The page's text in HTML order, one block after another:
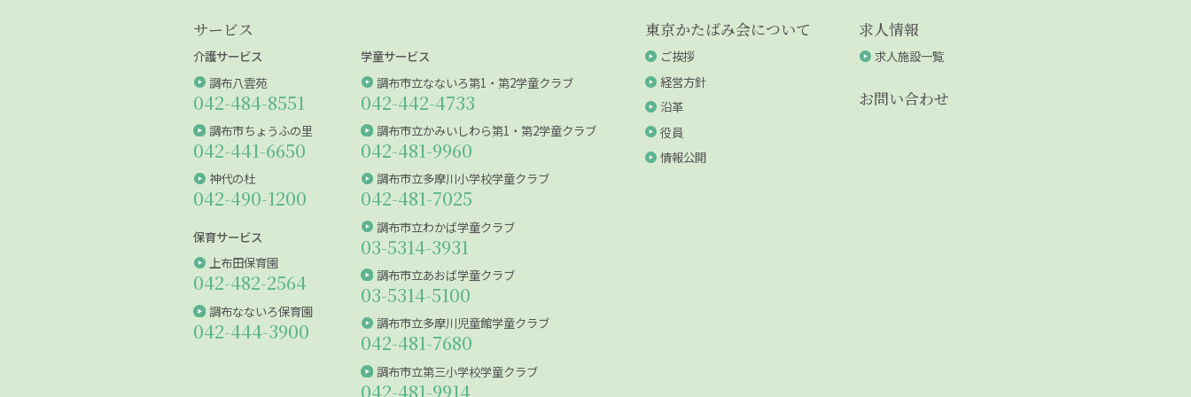
サービス
介護サービス
調布八雲苑
042-484-8551
調布市ちょうふの里
042-441-6650
神代の杜
042-490-1200
保育サービス
上布田保育園
042-482-2564
調布なないろ保育園
042-444-3900
学童サービス
調布市立なないろ第1・第2学童クラブ
042-442-4733
調布市立かみいしわら第1・第2学童クラブ
042-481-9960
調布市立多摩川小学校学童クラブ
042-481-7025
調布市立わかば学童クラブ
03-5314-3931
調布市立あおば学童クラブ
03-5314-5100
調布市立多摩川児童館学童クラブ
042-481-7680
調布市立第三小学校学童クラブ
042-481-9914
東京かたばみ会について
ご挨拶
経営方針
沿革
役員
情報公開
求人情報
求人施設一覧
お問い合わせ